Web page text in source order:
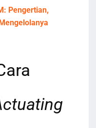
Pengertian,